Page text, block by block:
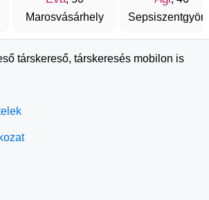
Marosvásárhely
társkereső, társkeresés mobilon is